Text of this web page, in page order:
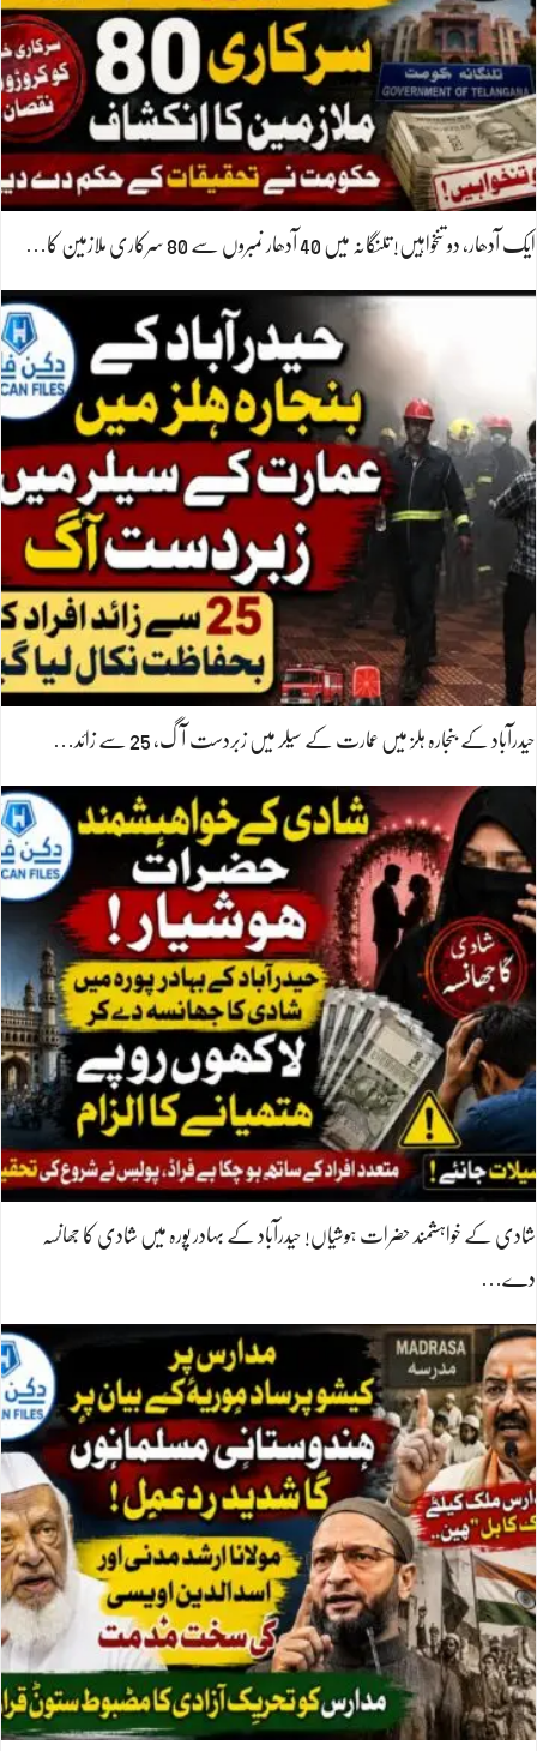
ایک آدھار، دو تنخواہیں! تلنگانہ میں 40 آدھار نمبروں سے 80 سرکاری ملازمین کا…
حیدرآباد کے بنجارہ ہلز میں عمارت کے سیلر میں زبردست آگ، 25 سے زائد…
شادی کے خواہشمند حضرات ہوشیاں! حیدرآباد کے بہادر پورہ میں شادی کا جھانسہ
دے…